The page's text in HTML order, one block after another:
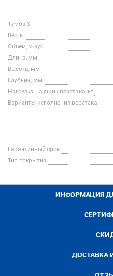
Тумба 3
Вес, кг
Объем, м.куб
Длина, мм
Высота, мм
Глубина, мм
Нагрузка на ящик верстака, кг
Варианты исполнения верстака
Гарантийный срок
Тип покрытия
ИНФОРМАЦИЯ
ДОСТАВКА